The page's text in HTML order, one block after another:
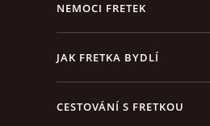
NEMOCI FRETEK
JAK FRETKA BYDLÍ
CESTOVÁNÍ S FRETKOU